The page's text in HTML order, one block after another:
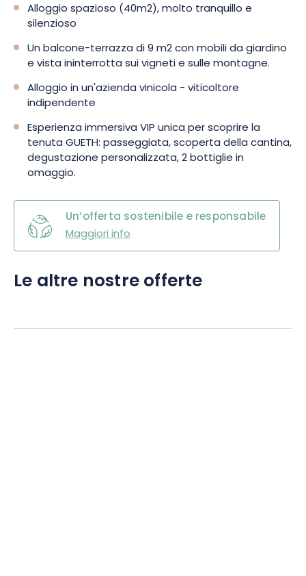
Alloggio spazioso (40m2), molto tranquillo e
silenzioso
Un balcone-terrazza di 9 m2 con mobili da giardino
e vista ininterrotta sui vigneti e sulle montagne.
Alloggio in un'azienda vinicola - viticoltore
indipendente
Esperienza immersiva VIP unica per scoprire la
tenuta GUETH: passeggiata, scoperta della cantina,
degustazione personalizzata, 2 bottiglie in
omaggio.
Un’offerta sostenibile e responsabile
Maggiori info
Le altre nostre offerte